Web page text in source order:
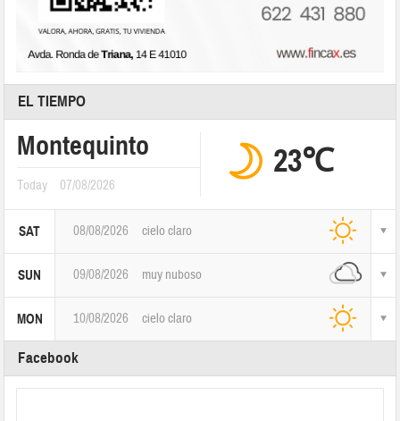
EL TIEMPO
Montequinto
Today 07/08/2026
23℃
SAT 08/08/2026 cielo claro
SUN 09/08/2026 muy nuboso
MON 10/08/2026 cielo claro
Facebook